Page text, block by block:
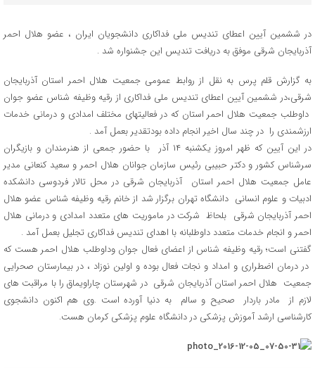
در ششمین آیین اعطای تندیس ملی فداکاری دانشجویان ایران ، عضو هلال احمر
آذربایجان شرقی موفق به دریافت تندیس این جشنواره شد .
به گزارش قلم پرس به نقل از روابط عمومی جمعیت هلال احمر استان آذربایجان
شرقی،در ششمین آیین اعطای تندیس ملی فداکاری از رقیه وظیفه شناس عضو جوان
داوطلب جمعیت هلال احمر استان که در فعالیتهای مختلف امدادی و درمانی خدمات
ارزشمندی را در چند سال اخیر انجام داده بودتقدیر بعمل آمد .
در این آیین که ظهر امروز یکشنبه ۱۴ آذر با حضور جمعی از هنرمندان و بازیگران
سرشناس کشور و دکتر حبیبی رئیس سازمان جوانان هلال احمر و سعید کنعانی مدیر
عامل جمعیت هلال احمر استان آذربایجان شرقی در محل تالار فردوسی دانشکده
ادبیات و علوم انسانی دانشگاه تهران برگزار شد از خانم رقیه وظیفه شناس عضو هلال
احمر آذربایجان شرقی بلحاظ شرکت در ماموریت های متعدد امدادی و درمانی هلال
احمر و انجام خدمات متعدد داوطلبانه با اهدای تندیس فداکاری تجلیل بعمل آمد .
گفتنی است؛ رقیه وظیفه شناس از اعضای فعال جوان وداوطلب هلال احمر هست که
در درمان اضطراری و امداد و نجات فعال بوده و اولین نوزاد ، در بیمارستان صحرایی
جمعیت هلال احمر استان آذربایجان شرقی در شهرستان چاراویماق را با مراقبت های
لازم از مادر باردار صحیح و سالم به دنیا آورده است .وی هم اکنون دانشجوی
کارشناسی ارشد آموزش پزشکی در دانشگاه علوم پزشکی کرمان هست.